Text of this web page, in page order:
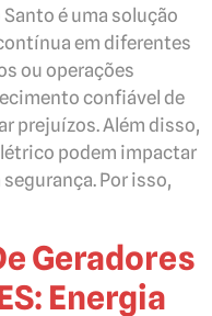
é uma solução
em diferentes
ou operações
confiável de
prejuízos. Além disso,
podem impactar
Por isso,
Geradores
Energia